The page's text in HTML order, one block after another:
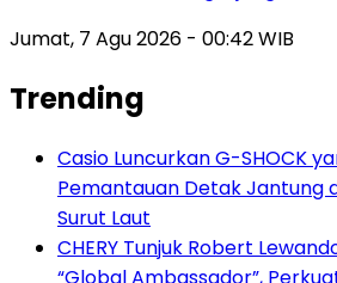
Jumat, 7 Agu 2026 - 00:42 WIB
Trending
Casio Luncurkan G-SHOCK
Pemantauan Detak Jantung
Surut Laut
CHERY Tunjuk Robert
“Global Ambassador”,